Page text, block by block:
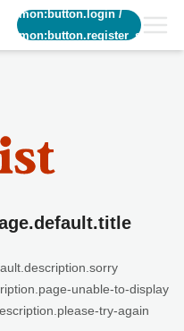
common:button.login/
common:button.register_short
unable-to-display
try-again